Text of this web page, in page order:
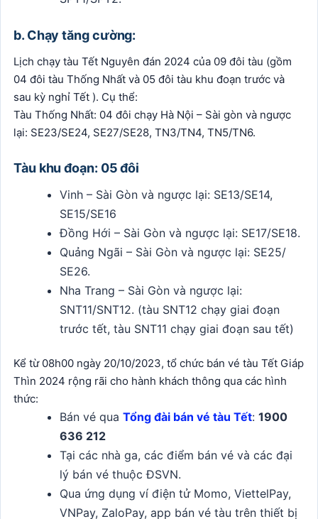
b. Chạy tăng cường:
Lịch chạy tàu Tết Nguyên đán 2024 của 09 đôi tàu (gồm
04 đôi tàu Thống Nhất và 05 đôi tàu khu đoạn trước và
sau kỳ nghỉ Tết ). Cụ thể:
Tàu Thống Nhất: 04 đôi chạy Hà Nội – Sài gòn và ngược
lại: SE23/SE24, SE27/SE28, TN3/TN4, TN5/TN6.
Tàu khu đoạn: 05 đôi
Vinh – Sài Gòn và ngược lại: SE13/SE14,
SE15/SE16
Đồng Hới – Sài Gòn và ngược lại: SE17/SE18.
Quảng Ngãi – Sài Gòn và ngược lại: SE25/
SE26.
Nha Trang – Sài Gòn và ngược lại:
SNT11/SNT12. (tàu SNT12 chạy giai đoạn
trước tết, tàu SNT11 chạy giai đoạn sau tết)
Kể từ 08h00 ngày 20/10/2023, tổ chức bán vé tàu Tết Giáp
Thìn 2024 rộng rãi cho hành khách thông qua các hình
thức:
Bán vé quaTổng đài bán vé tàu Tết:1900
636 212
Tại các nhà ga, các điểm bán vé và các đại
lý bán vé thuộc ĐSVN.
Qua ứng dụng ví điện tử Momo, ViettelPay,
VNPay, ZaloPay, app bán vé tàu trên thiết bị